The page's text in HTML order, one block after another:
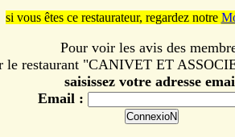
si vous êtes ce restaurateur, regardez notre
Pour voir les avis des
le restaurant "CANIVET ET
saisissez votre adresse
Email :